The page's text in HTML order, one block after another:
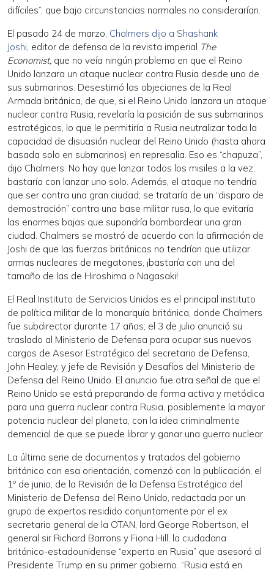
difíciles”, que bajo circunstancias normales no considerarían.
El pasado 24 de marzo, Chalmers dijo a Shashank
Joshi, editor de defensa de la revista imperial The
Economist, que no veía ningún problema en que el Reino
Unido lanzara un ataque nuclear contra Rusia desde uno de
sus submarinos. Desestimó las objeciones de la Real
Armada británica, de que, si el Reino Unido lanzara un ataque
nuclear contra Rusia, revelaría la posición de sus submarinos
estratégicos, lo que le permitiría a Rusia neutralizar toda la
capacidad de disuasión nuclear del Reino Unido (hasta ahora
basada solo en submarinos) en represalia. Eso es “chapuza”,
dijo Chalmers. No hay que lanzar todos los misiles a la vez;
bastaría con lanzar uno solo. Además, el ataque no tendría
que ser contra una gran ciudad; se trataría de un “disparo de
demostración” contra una base militar rusa, lo que evitaría
las enormes bajas que supondría bombardear una gran
ciudad. Chalmers se mostró de acuerdo con la afirmación de
Joshi de que las fuerzas británicas no tendrían que utilizar
armas nucleares de megatones, ¡bastaría con una del
tamaño de las de Hiroshima o Nagasaki!
El Real Instituto de Servicios Unidos es el principal instituto
de política militar de la monarquía británica, donde Chalmers
fue subdirector durante 17 años; el 3 de julio anunció su
traslado al Ministerio de Defensa para ocupar sus nuevos
cargos de Asesor Estratégico del secretario de Defensa,
John Healey, y jefe de Revisión y Desafíos del Ministerio de
Defensa del Reino Unido. El anuncio fue otra señal de que el
Reino Unido se está preparando de forma activa y metódica
para una guerra nuclear contra Rusia, posiblemente la mayor
potencia nuclear del planeta, con la idea criminalmente
demencial de que se puede librar y ganar una guerra nuclear.
La última serie de documentos y tratados del gobierno
británico con esa orientación, comenzó con la publicación, el
1º de junio, de la Revisión de la Defensa Estratégica del
Ministerio de Defensa del Reino Unido, redactada por un
grupo de expertos residido conjuntamente por el ex
secretario general de la OTAN, lord George Robertson, el
general sir Richard Barrons y Fiona Hill, la ciudadana
británico-estadounidense “experta en Rusia” que asesoró al
Presidente Trump en su primer gobierno. “Rusia está en